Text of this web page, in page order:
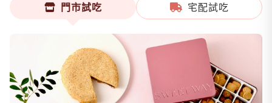
門市試吃 宅配試吃